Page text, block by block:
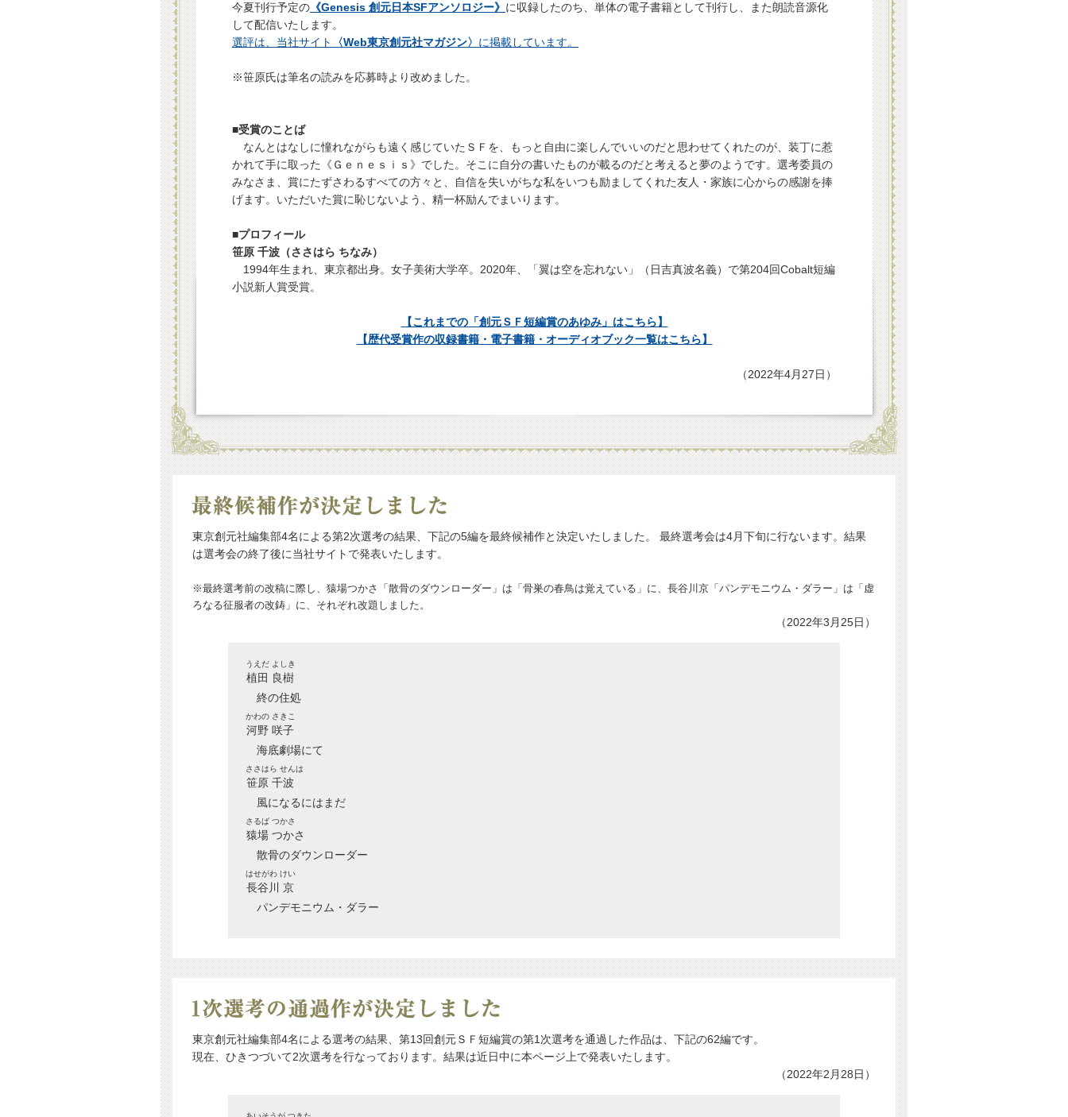
今夏刊行予定の 《Genesis 創元日本SFアンソロジー》 に収録したのち、単体の電子書籍として刊行し、また朗読音源化
して配信いたします。
選評は、当社サイト
〈Web東京創元社マガジン〉 に掲載しています。
※笹原氏は筆名の読みを応募時より改めました。
■受賞のことば
なんとはなしに憧れながらも遠く感じていたＳＦを、もっと自由に楽しんでいいのだと思わせてくれたのが、装丁に惹
かれて手に取った《Ｇｅｎｅｓｉｓ》でした。そこに自分の書いたものが載るのだと考えると夢のようです。選考委員の
みなさま、賞にたずさわるすべての方々と、自信を失いがちな私をいつも励ましてくれた友人・家族に心からの感謝を捧
げます。いただいた賞に恥じないよう、精一杯励んでまいります。
■プロフィール
笹原 千波（ささはら ちなみ）
1994年生まれ、東京都出身。女子美術大学卒。2020年、「翼は空を忘れない」（日吉真波名義）で第204回Cobalt短編
小説新人賞受賞。
【これまでの「創元ＳＦ短編賞のあゆみ」はこちら】
【歴代受賞作の収録書籍・電子書籍・オーディオブック一覧はこちら】
（2022年4月27日）
東京創元社編集部4名による第2次選考の結果、下記の5編を最終候補作と決定いたしました。 最終選考会は4月下旬に行ないます。結果
は選考会の終了後に当社サイトで発表いたします。
※最終選考前の改稿に際し、猿場つかさ「散骨のダウンローダー」は「骨巣の春鳥は覚えている」に、長谷川京「パンデモニウム・ダラー」は「虚
ろなる征服者の改鋳」に、それぞれ改題しました。
（2022年3月25日）
植田 良樹
うえだ よしき
終の住処
河野 咲子
かわの さきこ
海底劇場にて
笹原 千波
ささはら せんは
風になるにはまだ
猿場 つかさ
さるば つかさ
散骨のダウンローダー
長谷川 京
はせがわ けい
パンデモニウム・ダラー
東京創元社編集部4名による選考の結果、第13回創元ＳＦ短編賞の第1次選考を通過した作品は、下記の62編です。
現在、ひきつづいて2次選考を行なっております。結果は近日中に本ページ上で発表いたします。
（2022年2月28日）